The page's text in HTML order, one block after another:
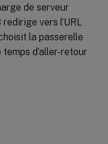
de serveur
vers l’URL
la passerelle
d’aller-retour